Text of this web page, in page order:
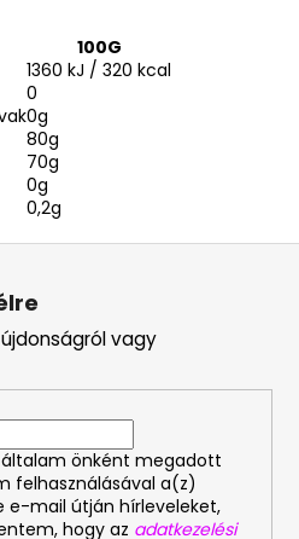
100G
1360 kJ / 320 kcal
0
0g
80g
70g
0g
0,2g
vagy
általam önként megadott
felhasználásával a(z)
e-mail útján hírleveleket,
hogy az adatkezelési